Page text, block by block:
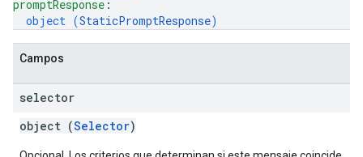
promptResponse :
object (StaticPromptResponse)
Campos
selector
object (Selector)